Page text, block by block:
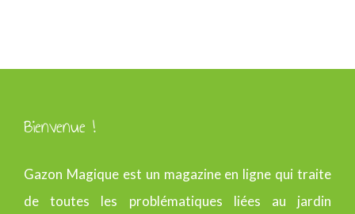
Bienvenue !
Gazon Magique est un magazine en ligne qui traite
de toutes les problématiques liées au jardin